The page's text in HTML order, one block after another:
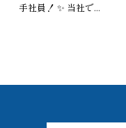
手社員！ ✨ 当社で...